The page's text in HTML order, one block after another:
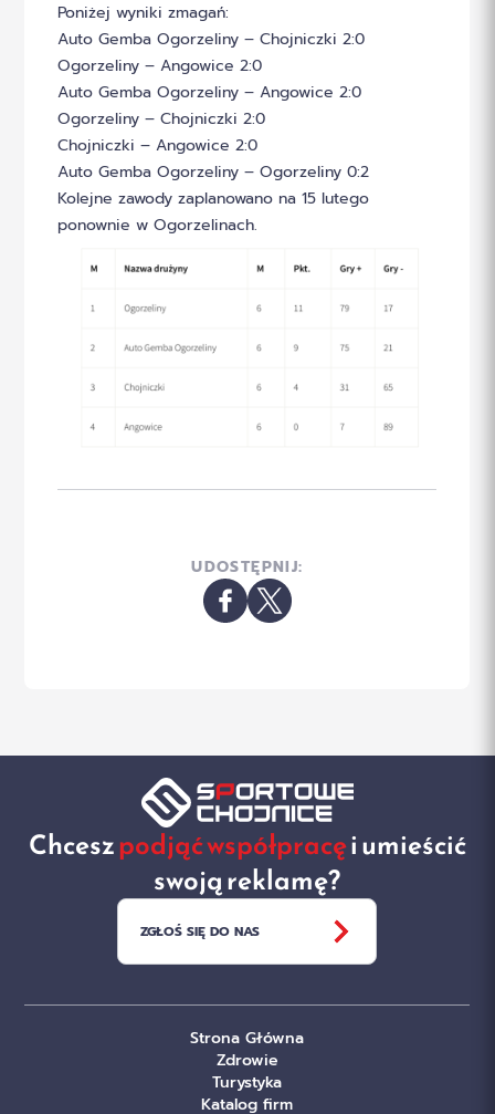
Poniżej wyniki zmagań:
Auto Gemba Ogorzeliny – Chojniczki 2:0
Ogorzeliny – Angowice 2:0
Auto Gemba Ogorzeliny – Angowice 2:0
Ogorzeliny – Chojniczki 2:0
Chojniczki – Angowice 2:0
Auto Gemba Ogorzeliny – Ogorzeliny 0:2
Kolejne zawody zaplanowano na 15 lutego
ponownie w Ogorzelinach.
UDOSTĘPNIJ:
Chceszpodjąć współpracęi umieścić
swoją reklamę?
ZGŁOŚ SIĘ DO NAS
Strona Główna
Zdrowie
Turystyka
Katalog firm